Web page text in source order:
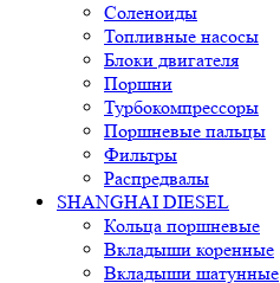
Соленоиды
Топливные насосы
Блоки двигателя
Поршни
Турбокомпрессоры
Поршневые пальцы
Фильтры
Распредвалы
SHANGHAI DIESEL
Кольца поршневые
Вкладыши коренные
Вкладыши шатунные